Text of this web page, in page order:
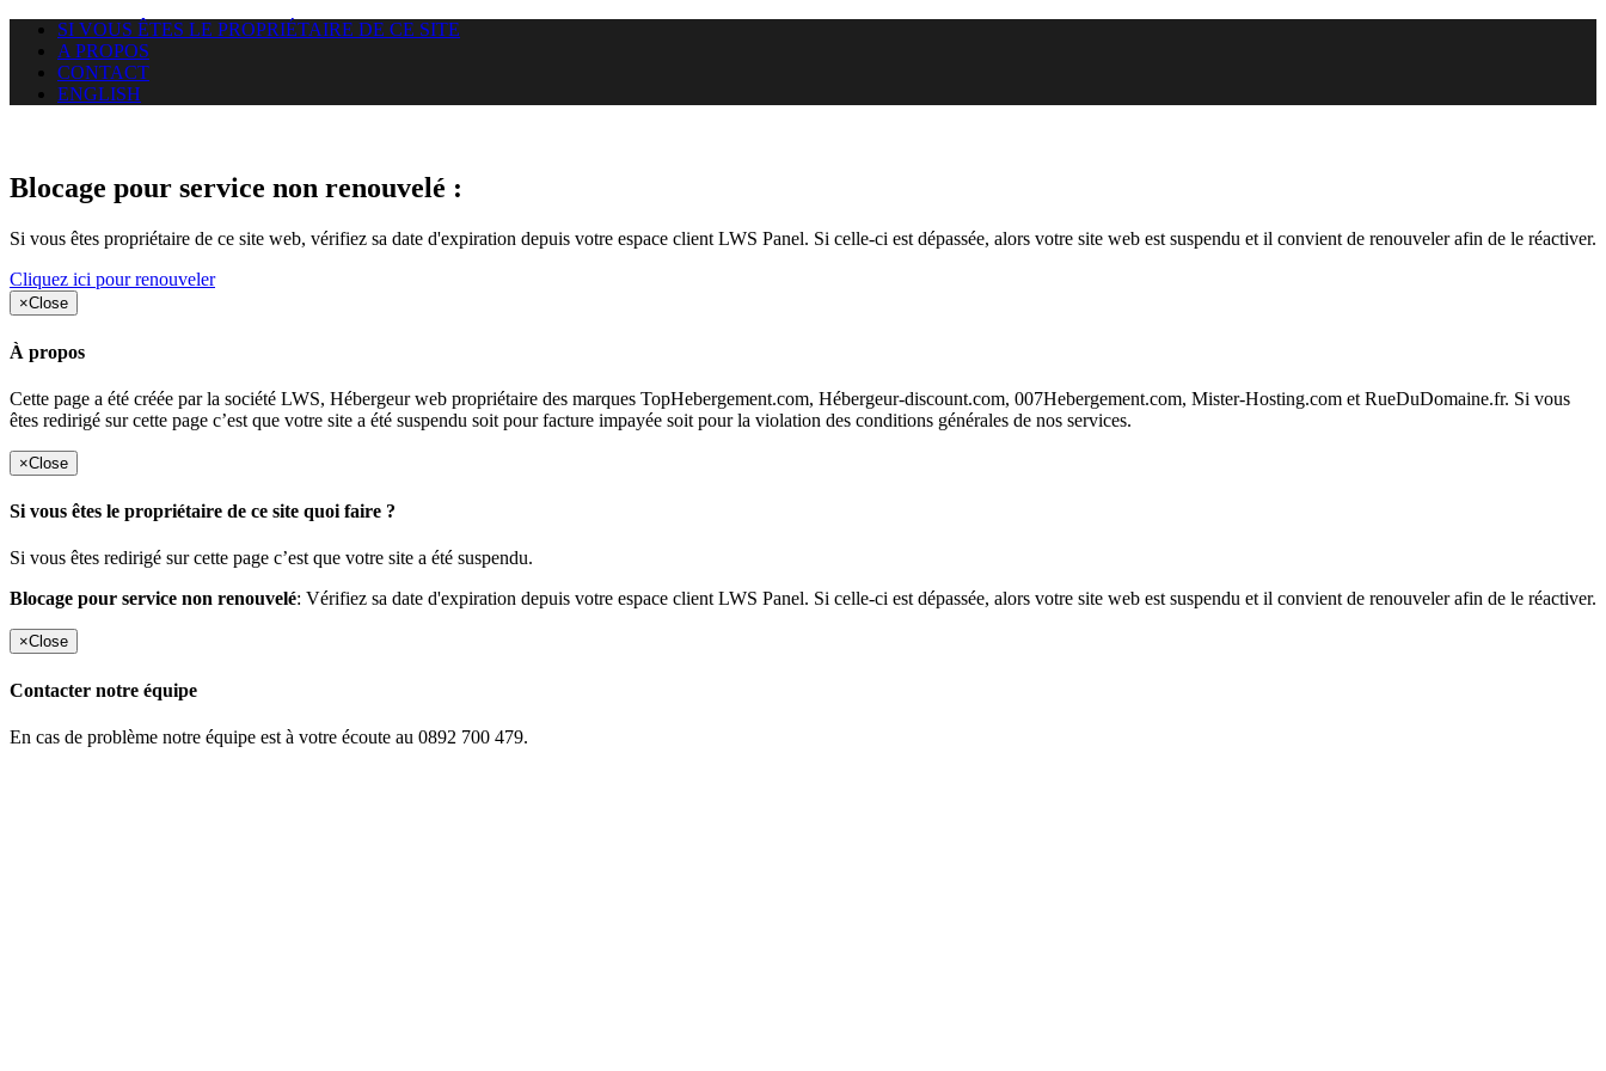
SI VOUS ÊTES LE PROPRIÉTAIRE DE CE SITE
A PROPOS
CONTACT
ENGLISH
Blocage pour service non renouvelé :
Si vous êtes propriétaire de ce site web, vérifiez sa date d'expiration depuis votre espace client LWS Panel. Si celle-ci est dépassée, alors votre site web est suspendu et il convient de renouveler afin de le réactiver.
Cliquez ici pour renouveler
×Close
À propos
Cette page a été créée par la société LWS, Hébergeur web propriétaire des marques TopHebergement.com, Hébergeur-discount.com, 007Hebergement.com, Mister-Hosting.com et RueDuDomaine.fr. Si vous
êtes redirigé sur cette page c’est que votre site a été suspendu soit pour facture impayée soit pour la violation des conditions générales de nos services.
×Close
Si vous êtes le propriétaire de ce site quoi faire ?
Si vous êtes redirigé sur cette page c’est que votre site a été suspendu.
Blocage pour service non renouvelé: Vérifiez sa date d'expiration depuis votre espace client LWS Panel. Si celle-ci est dépassée, alors votre site web est suspendu et il convient de renouveler afin de le réactiver.
×Close
Contacter notre équipe
En cas de problème notre équipe est à votre écoute au 0892 700 479.